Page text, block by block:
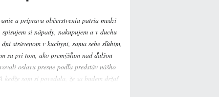
a príprava občerstvenia patria medzi
si nápady, nakupujem a v duchu
strávenom v kuchyni, sama sebe sľúbim,
sa pri tom, ako premýšľam nad ďalšou
oslavu presne podľa predstáv nášho
som si povedala, že sa budem držať
chutilo malým aj veľkým hosťom.